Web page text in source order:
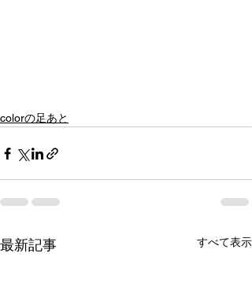
colorの足あと
最新記事 すべて表示